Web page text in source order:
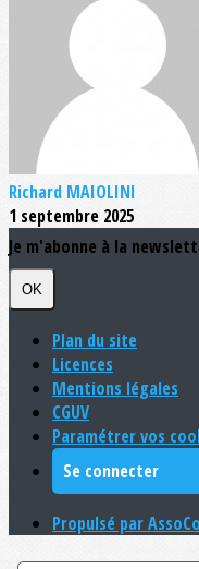
Richard MAIOLINI
1 septembre 2025
Je m'abonne à la
OK
Plan du site
Licences
Mentions légales
CGUV
Paramétrer vos
Se connecter
Propulsé par